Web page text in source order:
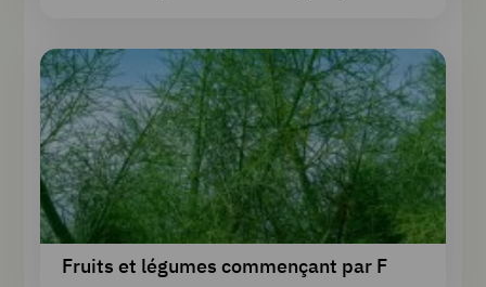
Fruits et légumes commençant par F